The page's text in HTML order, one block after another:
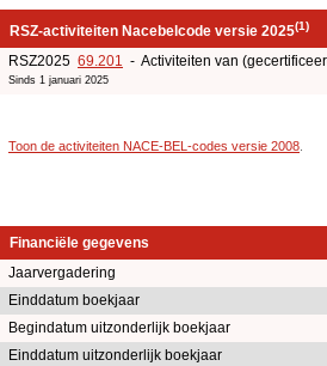
RSZ-activiteiten Nacebelcode versie 2025(1)
RSZ2025 69.201 - Activiteiten van
Sinds 1 januari 2025
Toon de activiteiten NACE-BEL-codes versie 2008
Financiële gegevens
Jaarvergadering
Einddatum boekjaar
Begindatum uitzonderlijk boekjaar
Einddatum uitzonderlijk boekjaar